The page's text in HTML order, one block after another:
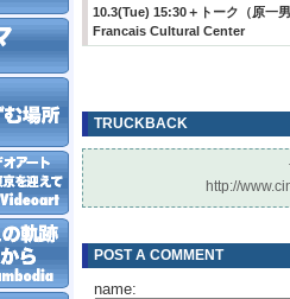
10.3(Tue) 15:30＋トーク（原一
Francais Cultural Center
TRUCKBACK
http://
POST A COMMENT
name: